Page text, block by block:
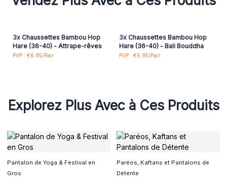
3xChaussettes Bambou Hop
Hare (36-40) - Attrape-rêves
PVP : €6.95/Pair
3xChaussettes Bambou Hop
Hare (36-40) - Bali Bouddha
PVP : €6.95/Pair
Explorez Plus Avec à Ces Produits
Pantalon de Yoga & Festival en
Gros
Paréos, Kaftans et Pantalons de
Détente